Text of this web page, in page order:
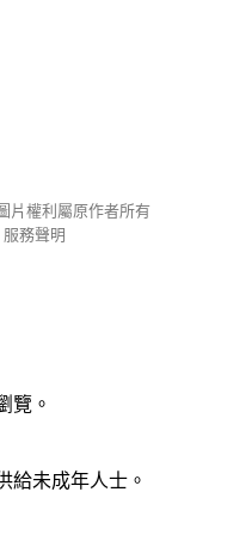
片權利屬原作者所有
服務聲明
覽。
給未成年人士。